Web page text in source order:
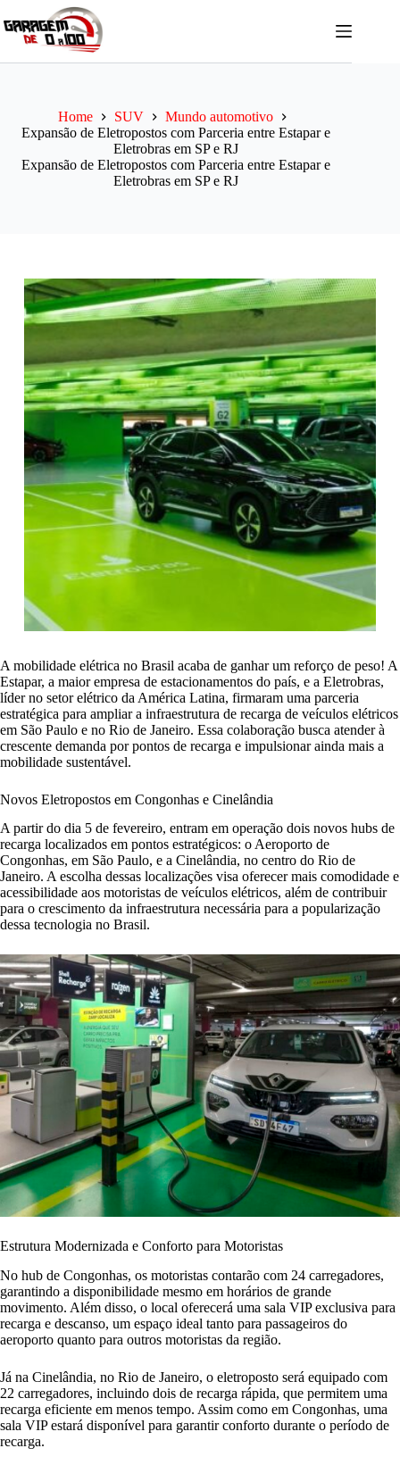
para
Home SUV
Mundo automotivo
Expansão de Eletropostos com Parceria entre Estapar e
Eletrobras em SP e RJ
Expansão de Eletropostos com Parceria entre Estapar e
Eletrobras em SP e RJ
A mobilidade elétrica no Brasil acaba de ganhar um reforço de peso! A
Estapar, a maior empresa de estacionamentos do país, e a Eletrobras,
líder no setor elétrico da América Latina, firmaram uma parceria
estratégica para ampliar a infraestrutura de recarga de veículos elétricos
em São Paulo e no Rio de Janeiro. Essa colaboração busca atender à
crescente demanda por pontos de recarga e impulsionar ainda mais a
mobilidade sustentável.
Novos Eletropostos em Congonhas e Cinelândia
A partir do dia 5 de fevereiro, entram em operação dois novos hubs de
recarga localizados em pontos estratégicos: o Aeroporto de
Congonhas, em São Paulo, e a Cinelândia, no centro do Rio de
Janeiro. A escolha dessas localizações visa oferecer mais comodidade e
acessibilidade aos motoristas de veículos elétricos, além de contribuir
para o crescimento da infraestrutura necessária para a popularização
dessa tecnologia no Brasil.
Estrutura Modernizada e Conforto para Motoristas
No hub de Congonhas, os motoristas contarão com 24 carregadores,
garantindo a disponibilidade mesmo em horários de grande
movimento. Além disso, o local oferecerá uma sala VIP exclusiva para
recarga e descanso, um espaço ideal tanto para passageiros do
aeroporto quanto para outros motoristas da região.
Já na Cinelândia, no Rio de Janeiro, o eletroposto será equipado com
22 carregadores, incluindo dois de recarga rápida, que permitem uma
recarga eficiente em menos tempo. Assim como em Congonhas, uma
sala VIP estará disponível para garantir conforto durante o período de
recarga.